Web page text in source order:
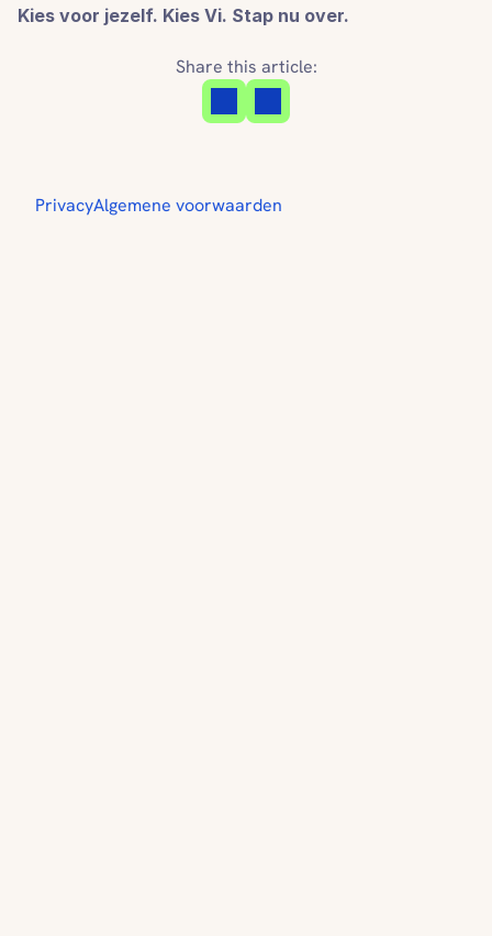
Kies voor jezelf. Kies Vi. Stap nu over.
Share this article:
PrivacyAlgemene voorwaarden